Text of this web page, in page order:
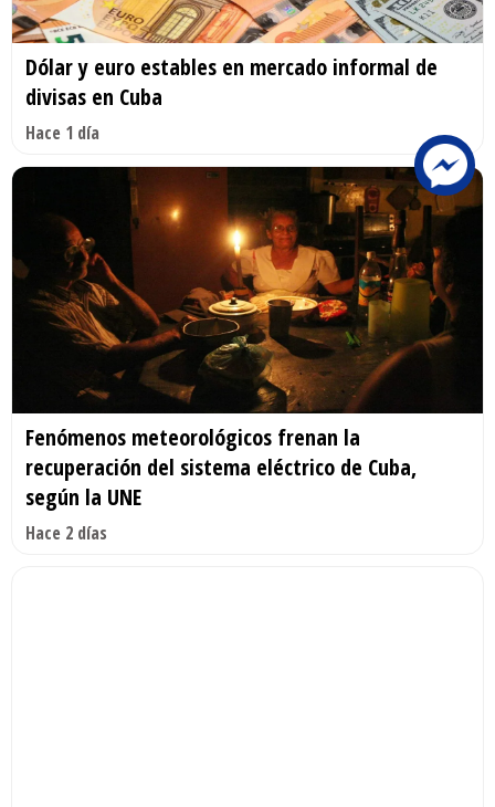
Dólar y euro estables en mercado informal de
divisas en Cuba
Hace 1 día
Fenómenos meteorológicos frenan la
recuperación del sistema eléctrico de Cuba,
según la UNE
Hace 2 días